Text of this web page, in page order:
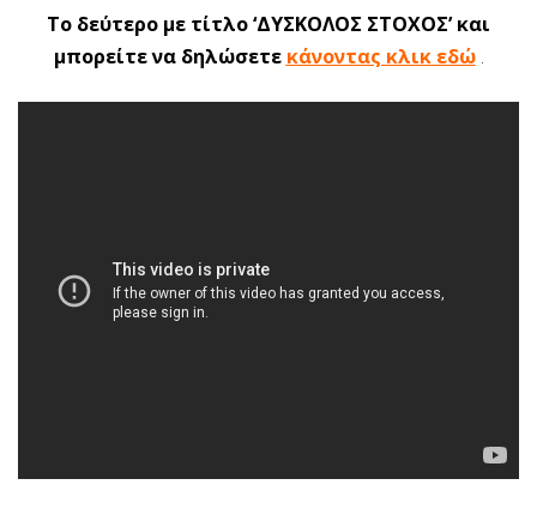
Το δεύτερο με τίτλο ‘ΔΥΣΚΟΛΟΣ ΣΤΟΧΟΣ’ και
μπορείτε να δηλώσετε κάνοντας κλικ εδώ .